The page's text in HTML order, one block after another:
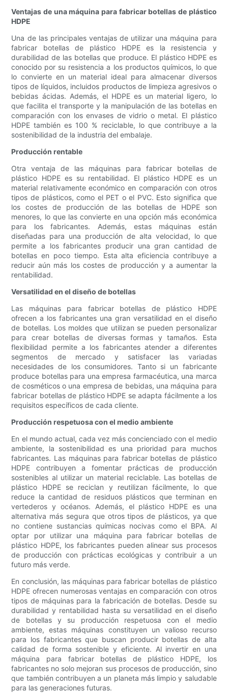
Ventajas de una máquina para fabricar botellas de plástico
HDPE
Una de las principales ventajas de utilizar una máquina para
fabricar botellas de plástico HDPE es la resistencia y
durabilidad de las botellas que produce. El plástico HDPE es
conocido por su resistencia a los productos químicos, lo que
lo convierte en un material ideal para almacenar diversos
tipos de líquidos, incluidos productos de limpieza agresivos o
bebidas ácidas. Además, el HDPE es un material ligero, lo
que facilita el transporte y la manipulación de las botellas en
comparación con los envases de vidrio o metal. El plástico
HDPE también es 100 % reciclable, lo que contribuye a la
sostenibilidad de la industria del embalaje.
Producción rentable
Otra ventaja de las máquinas para fabricar botellas de
plástico HDPE es su rentabilidad. El plástico HDPE es un
material relativamente económico en comparación con otros
tipos de plásticos, como el PET o el PVC. Esto significa que
los costes de producción de las botellas de HDPE son
menores, lo que las convierte en una opción más económica
para los fabricantes. Además, estas máquinas están
diseñadas para una producción de alta velocidad, lo que
permite a los fabricantes producir una gran cantidad de
botellas en poco tiempo. Esta alta eficiencia contribuye a
reducir aún más los costes de producción y a aumentar la
rentabilidad.
Versatilidad en el diseño de botellas
Las máquinas para fabricar botellas de plástico HDPE
ofrecen a los fabricantes una gran versatilidad en el diseño
de botellas. Los moldes que utilizan se pueden personalizar
para crear botellas de diversas formas y tamaños. Esta
flexibilidad permite a los fabricantes atender a diferentes
segmentos de mercado y satisfacer las variadas
necesidades de los consumidores. Tanto si un fabricante
produce botellas para una empresa farmacéutica, una marca
de cosméticos o una empresa de bebidas, una máquina para
fabricar botellas de plástico HDPE se adapta fácilmente a los
requisitos específicos de cada cliente.
Producción respetuosa con el medio ambiente
En el mundo actual, cada vez más concienciado con el medio
ambiente, la sostenibilidad es una prioridad para muchos
fabricantes. Las máquinas para fabricar botellas de plástico
HDPE contribuyen a fomentar prácticas de producción
sostenibles al utilizar un material reciclable. Las botellas de
plástico HDPE se reciclan y reutilizan fácilmente, lo que
reduce la cantidad de residuos plásticos que terminan en
vertederos y océanos. Además, el plástico HDPE es una
alternativa más segura que otros tipos de plásticos, ya que
no contiene sustancias químicas nocivas como el BPA. Al
optar por utilizar una máquina para fabricar botellas de
plástico HDPE, los fabricantes pueden alinear sus procesos
de producción con prácticas ecológicas y contribuir a un
futuro más verde.
En conclusión, las máquinas para fabricar botellas de plástico
HDPE ofrecen numerosas ventajas en comparación con otros
tipos de máquinas para la fabricación de botellas. Desde su
durabilidad y rentabilidad hasta su versatilidad en el diseño
de botellas y su producción respetuosa con el medio
ambiente, estas máquinas constituyen un valioso recurso
para los fabricantes que buscan producir botellas de alta
calidad de forma sostenible y eficiente. Al invertir en una
máquina para fabricar botellas de plástico HDPE, los
fabricantes no solo mejoran sus procesos de producción, sino
que también contribuyen a un planeta más limpio y saludable
para las generaciones futuras.